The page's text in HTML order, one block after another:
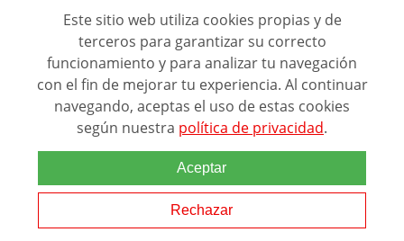
SOLICITAR INFORMACIÓN
Ver más programas
Este sitio web utiliza cookies propias y de
terceros para garantizar su correcto
funcionamiento y para analizar tu navegación
con el fin de mejorar tu experiencia. Al continuar
navegando, aceptas el uso de estas cookies
según nuestra política de privacidad.
Aceptar
Rechazar